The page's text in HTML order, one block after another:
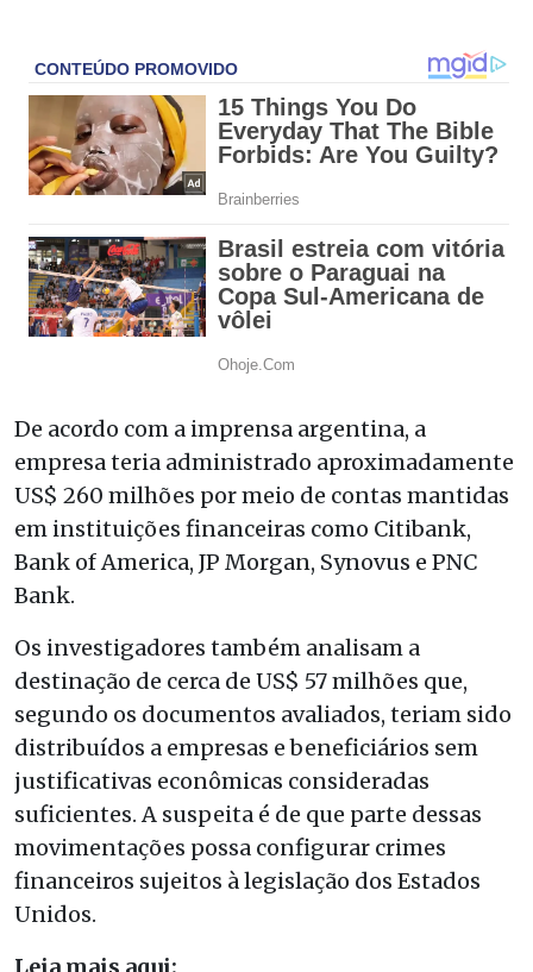
De acordo com a imprensa argentina, a
empresa teria administrado aproximadamente
US$ 260 milhões por meio de contas mantidas
em instituições financeiras como Citibank,
Bank of America, JP Morgan, Synovus e PNC
Bank.
Os investigadores também analisam a
destinação de cerca de US$ 57 milhões que,
segundo os documentos avaliados, teriam sido
distribuídos a empresas e beneficiários sem
justificativas econômicas consideradas
suficientes. A suspeita é de que parte dessas
movimentações possa configurar crimes
financeiros sujeitos à legislação dos Estados
Unidos.
Leia mais aqui: